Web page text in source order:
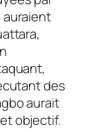
auraient
des
aurait
objectif.